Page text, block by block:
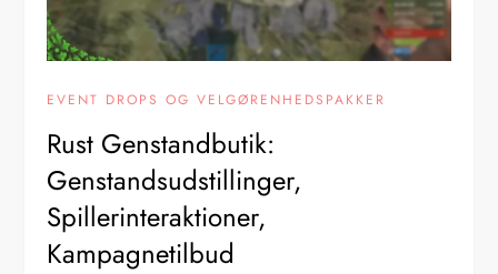
EVENT DROPS OG VELGØRENHEDSPAKKER
Rust Genstandbutik:
Genstandsudstillinger,
Spillerinteraktioner,
Kampagnetilbud